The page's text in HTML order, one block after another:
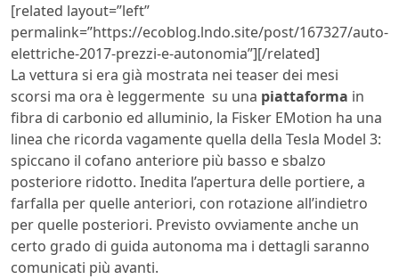
[related layout=”left”
permalink=”https://ecoblog.lndo.site/post/167327/auto-
elettriche-2017-prezzi-e-autonomia”][/related]
La vettura si era già mostrata nei teaser dei mesi
scorsi ma ora è leggermente su una piattaforma in
fibra di carbonio ed alluminio, la Fisker EMotion ha una
linea che ricorda vagamente quella della Tesla Model 3:
spiccano il cofano anteriore più basso e sbalzo
posteriore ridotto. Inedita l’apertura delle portiere, a
farfalla per quelle anteriori, con rotazione all’indietro
per quelle posteriori. Previsto ovviamente anche un
certo grado di guida autonoma ma i dettagli saranno
comunicati più avanti.